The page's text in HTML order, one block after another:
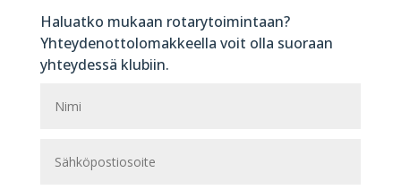
Haluatko mukaan rotarytoimintaan?
Yhteydenottolomakkeella voit olla suoraan
yhteydessä klubiin.